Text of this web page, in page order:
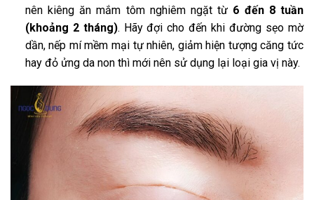
nên kiêng ăn mắm tôm nghiêm ngặt từ 6 đến 8 tuần
(khoảng 2 tháng). Hãy đợi cho đến khi đường sẹo mờ
dần, nếp mí mềm mại tự nhiên, giảm hiện tượng căng tức
hay đỏ ửng da non thì mới nên sử dụng lại loại gia vị này.